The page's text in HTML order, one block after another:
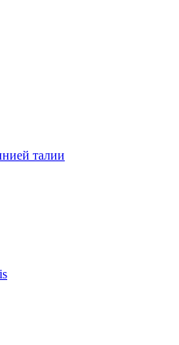
талии